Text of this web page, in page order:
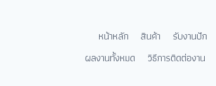
หน้าหลัก สินค้า รับงานปัก
ผลงานทั้งหมด
วิธีการติดต่องาน